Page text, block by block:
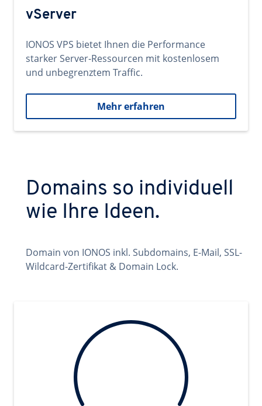
vServer
IONOS VPS bietet Ihnen die Performance
starker Server-Ressourcen mit kostenlosem
und unbegrenztem Traffic.
Mehr erfahren
Domains so individuell
wie Ihre Ideen.
Domain von IONOS inkl. Subdomains, E-Mail, SSL-
Wildcard-Zertifikat & Domain Lock.